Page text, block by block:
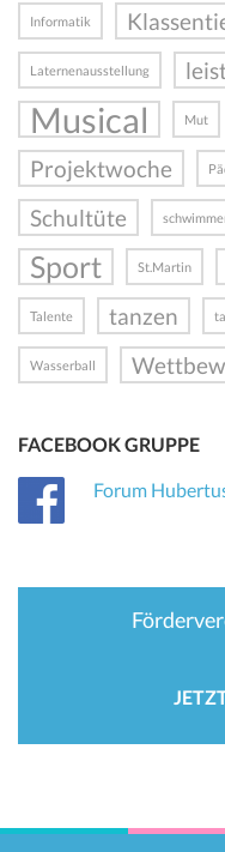
Informatik
Laternenausstellung
Musical
Mut
Projektwoche
Schultüte
Sport
St.Martin
Talente tanzen
Wasserball
FACEBOOK GRUPPE
Forum